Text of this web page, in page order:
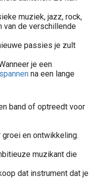
muziek, jazz, rock,
van de verschillende
passies je zult
je een
na een lange
band of optreedt voor
en ontwikkeling.
muzikant die
dat instrument dat je